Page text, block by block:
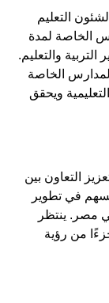
التعليم
الخاصة لمدة
والتعليم.
الخاصة
ويحقق
التعاون بين
في تطوير
مصر. ينتظر
من رؤية